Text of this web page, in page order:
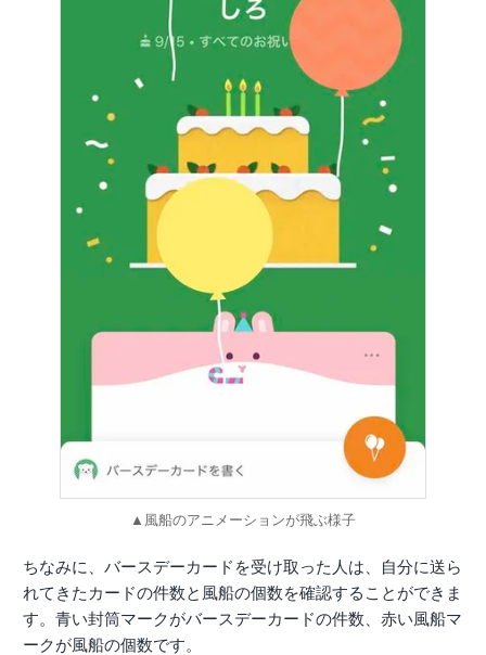
▲風船のアニメーションが飛ぶ様子
ちなみに、バースデーカードを受け取った人は、自分に送ら
れてきたカードの件数と風船の個数を確認することができま
す。青い封筒マークがバースデーカードの件数、赤い風船マ
ークが風船の個数です。